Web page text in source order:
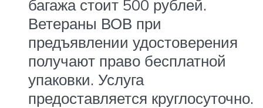
багажа стоит 500 рублей.
Ветераны ВОВ при
предъявлении удостоверения
получают право бесплатной
упаковки. Услуга
предоставляется круглосуточно.